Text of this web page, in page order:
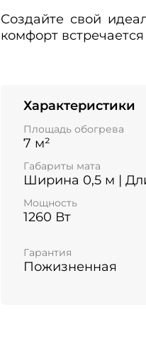
Создайте свой
комфорт
Характеристики
Площадь обогрева
7 м²
Габариты мата
Ширина 0,5 м |
Мощность
1260 Вт
Гарантия
Пожизненная